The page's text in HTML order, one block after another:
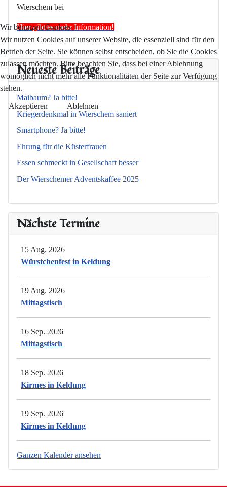
Wierschem bei
Hier gibt es mehr Information!
Neueste Beiträge
Maibaum? Ja bitte!
Kriegerdenkmal in Wierschem saniert
Smartphone? Ja bitte!
Ehrung für die Küsterfrauen
Essen schmeckt in Gesellschaft besser
Der Wierschemer Adventskaffee 2025
Nächste Termine
15 Aug. 2026
Würstchenfest in Keldung
19 Aug. 2026
Mittagstisch
16 Sep. 2026
Mittagstisch
18 Sep. 2026
Kirmes in Keldung
19 Sep. 2026
Kirmes in Keldung
Ganzen Kalender ansehen
Wir benutzen Cookies
Wir nutzen Cookies auf unserer Website, die essenziell sind für den
Betrieb der Seite. Sie können selbst entscheiden, ob Sie die Cookies
zulassen möchten. Bitte beachten Sie, dass bei einer Ablehnung
womöglich nicht mehr alle Funktionalitäten der Seite zur Verfügung
stehen.
Akzeptieren Ablehnen